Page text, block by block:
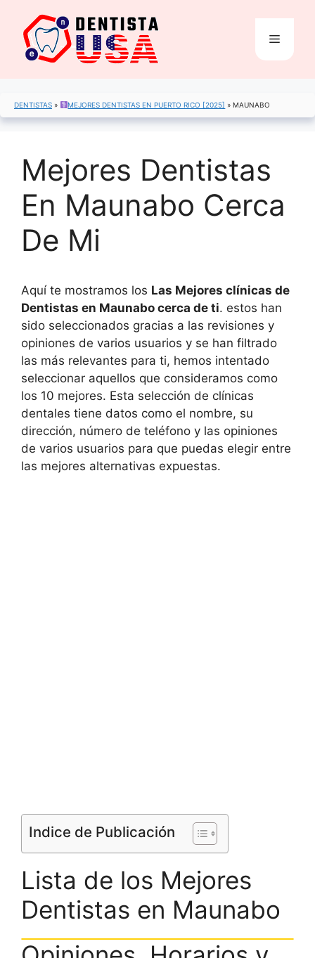
contenido
Menú
DENTISTAS » MEJORES DENTISTAS EN PUERTO RICO [2025] »MAUNABO
Mejores Dentistas
En Maunabo Cerca
De Mi
Aquí te mostramos los Las Mejores clínicas de
Dentistas en Maunabo cerca de ti. estos han
sido seleccionados gracias a las revisiones y
opiniones de varios usuarios y se han filtrado
las más relevantes para ti, hemos intentado
seleccionar aquellos que consideramos como
los 10 mejores. Esta selección de clínicas
dentales tiene datos como el nombre, su
dirección, número de teléfono y las opiniones
de varios usuarios para que puedas elegir entre
las mejores alternativas expuestas.
Indice de Publicación
Lista de los Mejores
Dentistas en Maunabo